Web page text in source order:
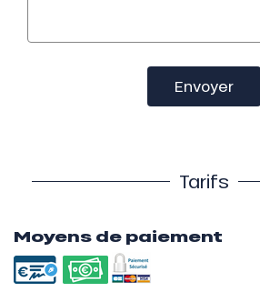
Envoyer
Tarifs
Moyens de paiement